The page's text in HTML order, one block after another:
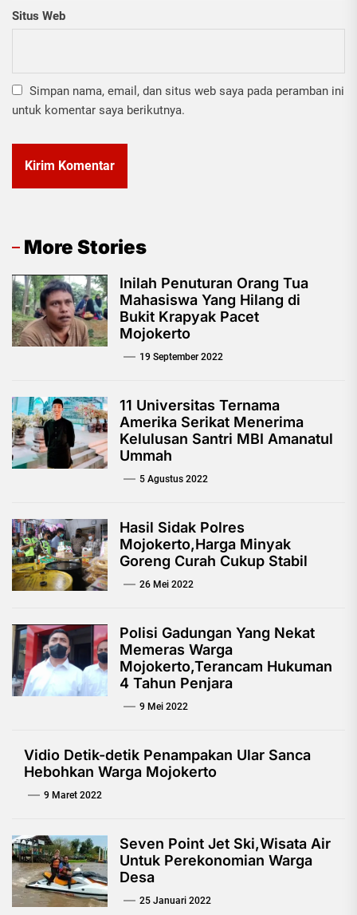
Situs Web
Simpan nama, email, dan situs web saya pada peramban ini
untuk komentar saya berikutnya.
More Stories
Inilah Penuturan Orang Tua
Mahasiswa Yang Hilang di
Bukit Krapyak Pacet
Mojokerto
19 September 2022
11 Universitas Ternama
Amerika Serikat Menerima
Kelulusan Santri MBI Amanatul
Ummah
5 Agustus 2022
Hasil Sidak Polres
Mojokerto,Harga Minyak
Goreng Curah Cukup Stabil
26 Mei 2022
Polisi Gadungan Yang Nekat
Memeras Warga
Mojokerto,Terancam Hukuman
4 Tahun Penjara
9 Mei 2022
Vidio Detik-detik Penampakan Ular Sanca
Hebohkan Warga Mojokerto
9 Maret 2022
Seven Point Jet Ski,Wisata Air
Untuk Perekonomian Warga
Desa
25 Januari 2022